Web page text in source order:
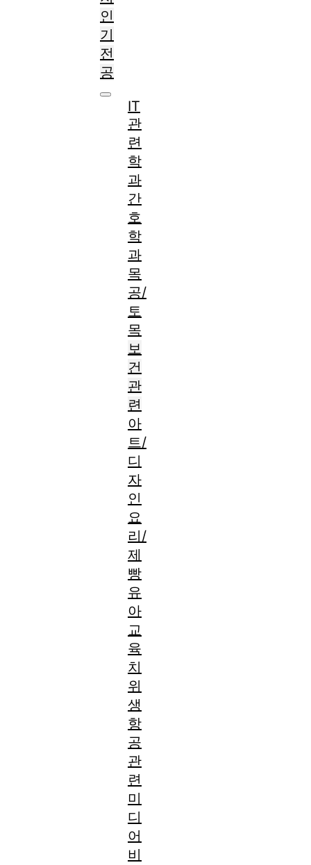
인
기
전
공
IT
관
련
학
과
간
호
학
과
목
공/
토
목
보
건
관
련
아
트/
디
자
인
요
리/
제
빵
유
아
교
육
치
위
생
항
공
관
련
미
디
어
비